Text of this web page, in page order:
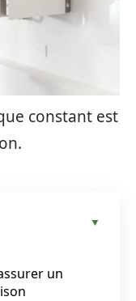
constant est
un